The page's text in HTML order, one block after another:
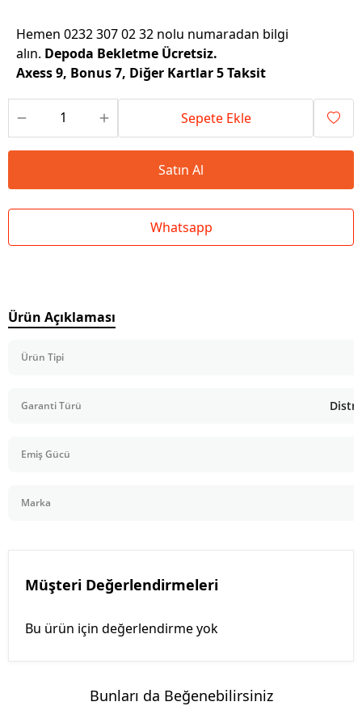
Hemen 0232 307 02 32 nolu numaradan bilgi
alın. Depoda Bekletme Ücretsiz.
Axess 9, Bonus 7, Diğer Kartlar 5 Taksit
Sepete Ekle
Satın Al
Whatsapp
Ürün Açıklaması
Ürün Tipi
Garanti Türü
Emiş Gücü
Marka
Müşteri Değerlendirmeleri
Bu ürün için değerlendirme yok
Bunları da Beğenebilirsiniz